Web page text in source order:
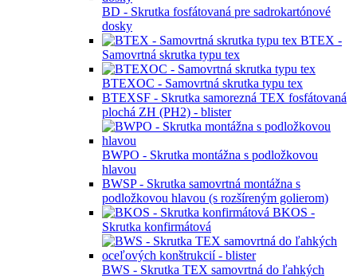
BDRIVA-NYLON - Hmoždinka do
sádrokartónových stien
BDRIVA-ZNAL - Hmoždinka do
sádrokartónových stien
BSF -
Samovrtná skrutka fosfátová
BM - Skrutka fosfátovaná pre sadrokartónové
dosky
BD - Skrutka fosfátovaná pre sadrokartónové
dosky
BTEX -
Samovrtná skrutka typu tex